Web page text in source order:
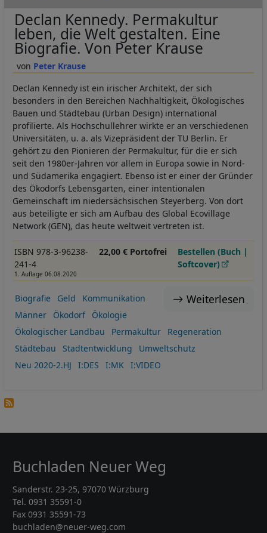
Peter Krause
Declan Kennedy. Permakultur
leben, die Welt gestalten. Eine
Biografie. Von Peter Krause
Declan Kennedy ist ein irischer Architekt, der sich
besonders in den Bereichen Nachhaltigkeit, Ökologisches
Bauen und Städtebau (Urban Design) international
profilierte. Als Hochschullehrer wirkte er an verschiedenen
Universitäten, u. a. als Vizepräsident der TU Berlin. Er
gehört zu den Pionieren der Permakultur, für die er sich
seit den 1980er-Jahren vor allem in Europa sowie in Nord-
und Südamerika engagiert. Ebenso ist er einer der Gründer
des Ökodorfs Lebensgarten, einer intentionalen
Gemeinschaft im niedersächsischen Steyerberg. Von dort
aus beteiligte er sich am Aufbau des Global Ecovillage
Network (GEN), das heute weltweit vertreten ist.
ISBN 978-3-96238-
241-4
1. Auflage 06.08.2020
22,00 € Portofrei
Bestellen (Buch |
Softcover)
Weiterlesen
Biografie Geld
Kommunikation
Männer
Ökodorf
Ökologie
Ökologischer Landbau
Permakultur
Regeneration
Städtebau
Stadtentwicklung
Umweltschutz
Neu 2020-2.HJ
I:DES I:MK I:VIDEO
Buchladen Neuer Weg
Sanderstr. 23-25, 97070 Würzburg
Tel. 0931 35591-0
Fax 0931 35591-73
buchladen@neuer-weg.com